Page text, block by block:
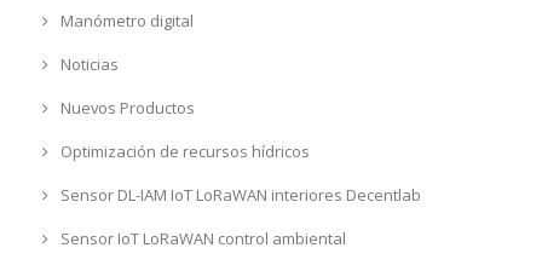
Manómetro digital
Noticias
Nuevos Productos
Optimización de recursos hídricos
Sensor DL-IAM IoT LoRaWAN interiores Decentlab
Sensor IoT LoRaWAN control ambiental